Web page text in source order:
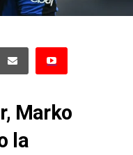
Marko
la